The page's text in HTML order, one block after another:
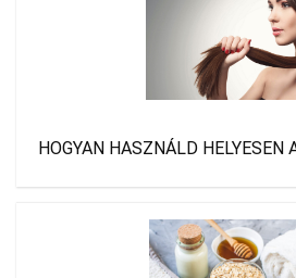
HOGYAN HASZNÁLD